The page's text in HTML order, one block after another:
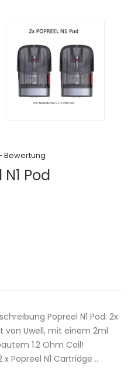
Bewertung
Pod
Popreel N1 Pod: 2x
von Uwell, mit einem 2ml
1.2 Ohm Coil!
Popreel N1 Cartridge ..